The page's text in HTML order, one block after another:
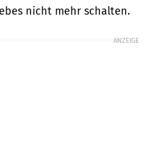
nicht mehr schalten.
ANZEIGE